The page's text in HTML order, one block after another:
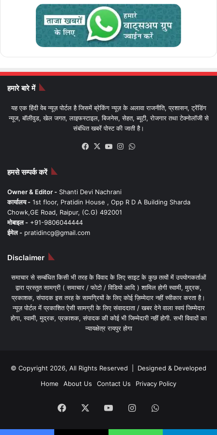
हमारे बारे में
यह एक हिंदी वेब न्यूज़ पोर्टल है जिसमें ब्रेकिंग न्यूज़ के अलावा राजनीति, प्रशासन, ट्रेंडिंग
न्यूज, बॉलीवुड, खेल जगत, लाइफस्टाइल, बिजनेस, सेहत, ब्यूटी, रोजगार तथा टेक्नोलॉजी से
संबंधित खबरें पोस्ट की जाती है।
Facebook
X YouTubeInstagram
हमसे सम्पर्क करें
Owner & Editor - Shanti Devi Nachrani
कार्यालय - 1st floor, Pratidin House , Opp R D A Building Sharda
Chowk,GE Road, Raipur, (C.G) 492001
मोबाइल - +91-9806044444
ईमेल - pratidincg@gmail.com
Disclaimer
समाचार से सम्बंधित किसी भी तरह के विवाद के लिए साइट के कुछ तत्वों में उपयोगकर्ताओं
द्वारा प्रस्तुत सामग्री ( समाचार / फोटो / विडियो आदि ) शामिल होगी स्वामी, मुद्रक,
प्रकाशक, संपादक इस तरह के सामग्रियों के लिए कोई ज़िम्मेदार नहीं स्वीकार करता है।
न्यूज़ पोर्टल में प्रकाशित ऐसी सामग्री के लिए संवाददाता / खबर देने वाला स्वयं जिम्मेदार
होगा, स्वामी, मुद्रक, प्रकाशक, संपादक की कोई भी जिम्मेदारी नहीं होगी. सभी विवादों का
न्यायक्षेत्र रायपुर होगा
© Copyright 2026, All Rights Reserved | Designed & Developed
Home
About Us Contact Us Privacy Policy
Facebook YouTubeInstagramWhatsApp